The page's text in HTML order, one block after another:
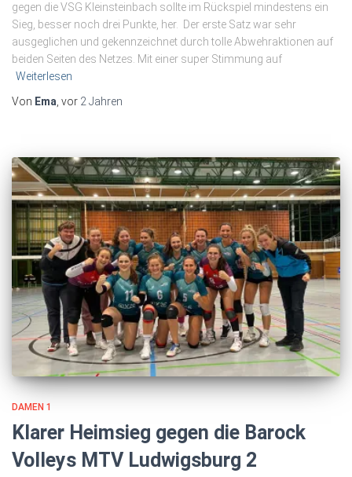
gegen die VSG Kleinsteinbach sollte im Rückspiel mindestens ein
Sieg, besser noch drei Punkte, her. Der erste Satz war sehr
ausgeglichen und gekennzeichnet durch tolle Abwehraktionen auf
beiden Seiten des Netzes. Mit einer super Stimmung auf
Weiterlesen
Von Ema, vor 2 Jahren
DAMEN 1
Klarer Heimsieg gegen die Barock
Volleys MTV Ludwigsburg 2